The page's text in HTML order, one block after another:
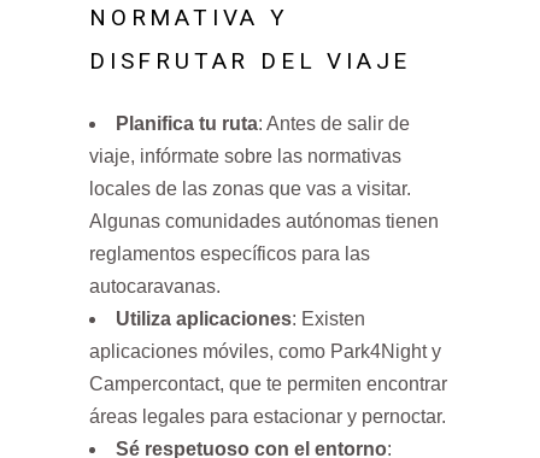
NORMATIVA Y
DISFRUTAR DEL VIAJE
Planifica tu ruta: Antes de salir de
viaje, infórmate sobre las normativas
locales de las zonas que vas a visitar.
Algunas comunidades autónomas tienen
reglamentos específicos para las
autocaravanas.
Utiliza aplicaciones: Existen
aplicaciones móviles, como Park4Night y
Campercontact, que te permiten encontrar
áreas legales para estacionar y pernoctar.
Sé respetuoso con el entorno: